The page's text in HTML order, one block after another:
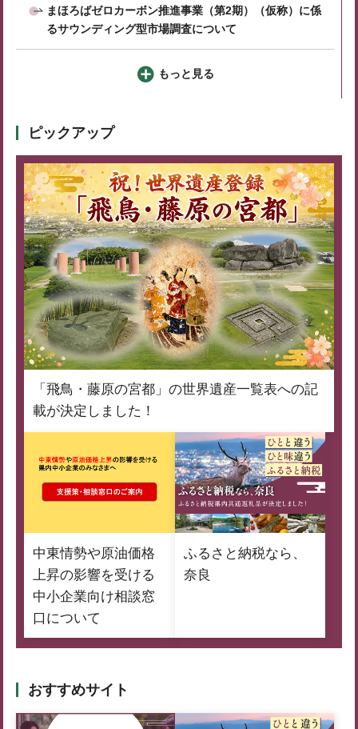
まほろばゼロカーボン推進事業（第2期）（仮称）に係
るサウンディング型市場調査について
もっと見る
ピックアップ
「飛鳥・藤原の宮都」の世界遺産一覧表への記
載が決定しました！
中東情勢や原油価格
上昇の影響を受ける
中小企業向け相談窓
口について
ふるさと納税なら、
奈良
おすすめサイト